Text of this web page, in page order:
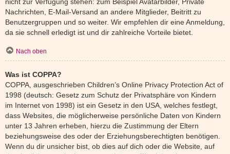
Nachrichten, E-Mail-Versand an andere Mitglieder, Beitritt zu
Benutzergruppen und so weiter. Wir empfehlen dir eine Anmeldung,
da sie schnell erledigt ist und dir zahlreiche Vorteile bietet.
Nach oben
Was ist COPPA?
COPPA, ausgeschrieben Children’s Online Privacy Protection Act of
1998 (deutsch: Gesetz zum Schutz der Privatsphäre von Kindern
im Internet von 1998) ist ein Gesetz in den USA, welches festlegt,
dass Websites, die möglicherweise persönliche Daten von Kindern
unter 13 Jahren erheben, hierzu die Zustimmung der Eltern
beziehungsweise des oder der Erziehungsberechtigten benötigen.
Wenn du dir unsicher bist, ob dies auf dich oder die Website, auf